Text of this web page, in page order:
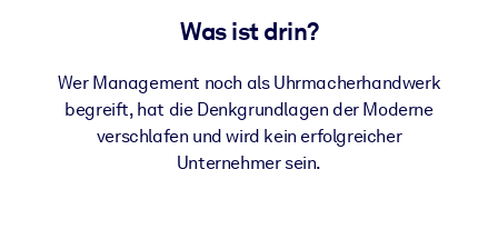
Ihrer KI-Systeme zu optimieren.
Was ist drin?
Wer Management noch als Uhrmacherhandwerk
begreift, hat die Denkgrundlagen der Moderne
verschlafen und wird kein erfolgreicher
Unternehmer sein.